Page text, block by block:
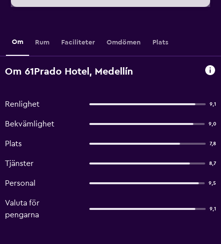
Om Rum Faciliteter Omdömen Plats
Om 61Prado Hotel, Medellín
Renlighet 9,1
Bekvämlighet 9,0
Plats 7,8
Tjänster 8,7
Personal 9,5
Valuta för
pengarna
9,1